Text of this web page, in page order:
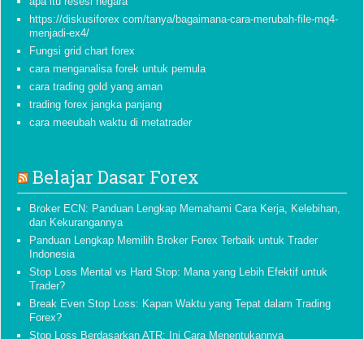
https://diskusiforex com/tanya/bagaimana-cara-merubah-file-mq4-
menjadi-ex4/
Fungsi grid chart forex
cara menganalisa forek untuk pemula
cara trading gold yang aman
trading forex jangka panjang
cara meeubah waktu di metatrader
Belajar Dasar Forex
Broker ECN: Panduan Lengkap Memahami Cara Kerja, Kelebihan,
dan Kekurangannya
Panduan Lengkap Memilih Broker Forex Terbaik untuk Trader
Indonesia
Stop Loss Mental vs Hard Stop: Mana yang Lebih Efektif untuk
Trader?
Break Even Stop Loss: Kapan Waktu yang Tepat dalam Trading
Forex?
Stop Loss Berdasarkan ATR: Ini Cara Menentukannya